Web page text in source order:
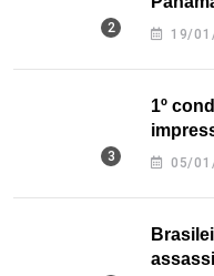
nos19/
1º
Texas
05/